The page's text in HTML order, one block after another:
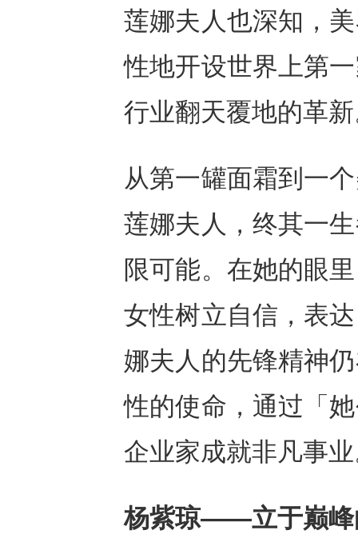
莲娜夫人也深知，
性地开设世界上第
行业翻天覆地的革
从第一罐面霜到一
莲娜夫人，终其一
限可能。在她的眼
女性树立自信，表
娜夫人的先锋精神
性的使命，通过「
企业家成就非凡事
杨紫琼——立于巅